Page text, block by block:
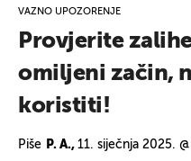
VAŽNO UPOZORENJE
Provjerite
omiljeni začin,
koristiti!
Piše P. A., 11. siječnja 2025.